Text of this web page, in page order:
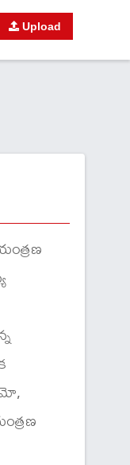
Upload